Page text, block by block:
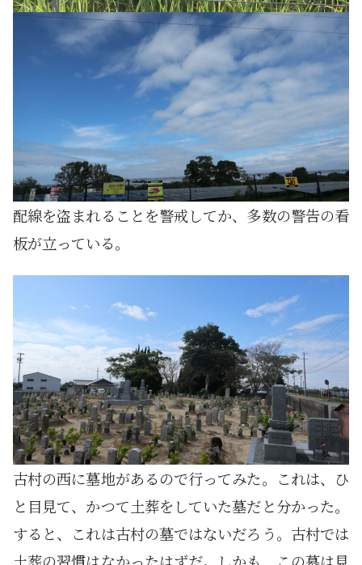
配線を盗まれることを警戒してか、多数の警告の看
板が立っている。
古村の西に墓地があるので行ってみた。これは、ひ
と目見て、かつて土葬をしていた墓だと分かった。
すると、これは古村の墓ではないだろう。古村では
土葬の習慣はなかったはずだ。しかも、この墓は見